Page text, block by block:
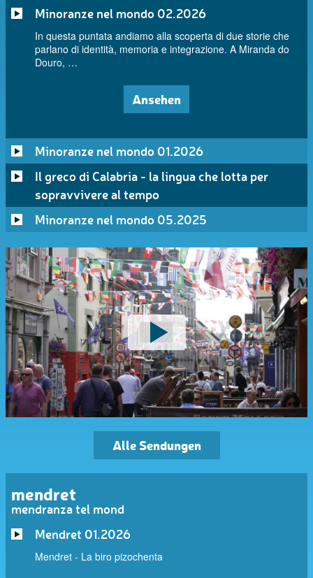
Minoranze nel mondo 02.2026
In questa puntata andiamo alla scoperta di due storie che
parlano di identità, memoria e integrazione. A Miranda do
Douro, …
Ansehen
Minoranze nel mondo 01.2026
Il greco di Calabria - la lingua che lotta per
sopravvivere al tempo
Minoranze nel mondo 05.2025
Alle Sendungen
mendret
mendranza tel mond
Mendret 01.2026
Mendret - La biro pizochenta